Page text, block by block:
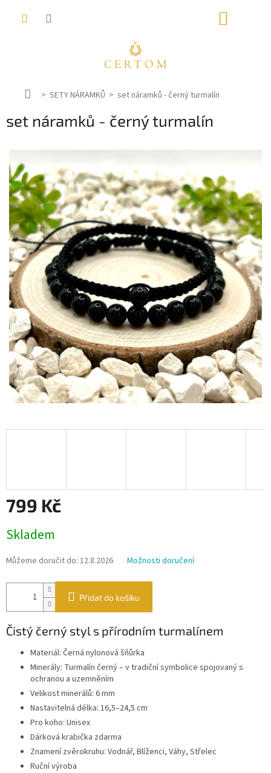
D
m
SETY NÁRAMKŮ set náramků - černý turmalín
set náramků - černý turmalín
799 Kč
cena:
Skladem
Můžeme doručit do: 12.8.2026 Možnosti doručení
Přidat do košíku
Čistý černý styl s přírodním turmalínem
Materiál: Černá nylonová šňůrka
Minerály: Turmalín černý – v tradiční symbolice spojovaný s
ochranou a uzemněním
Velikost minerálů: 6 mm
Nastavitelná délka: 16,5–24,5 cm
Pro koho: Unisex
Dárková krabička zdarma
Znamení zvěrokruhu: Vodnář, Blíženci, Váhy, Střelec
Ruční výroba